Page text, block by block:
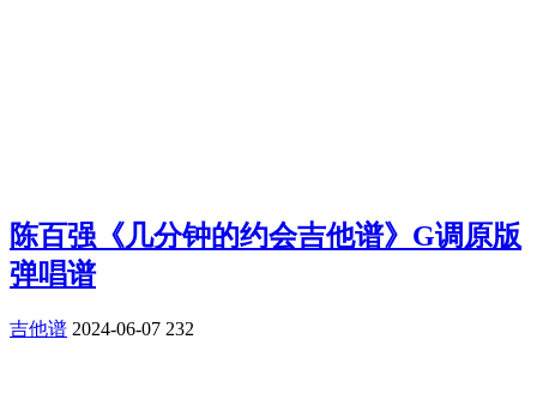
陈百强《几分钟的约会吉他谱》G调原版
弹唱谱
吉他谱 2024-06-07 232